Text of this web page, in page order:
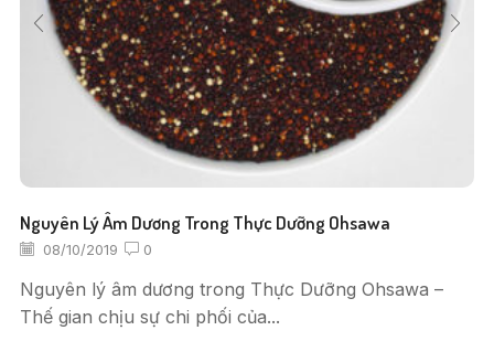
Nguyên Lý Âm Dương Trong Thực Dưỡng Ohsawa
08/10/2019 0
Nguyên lý âm dương trong Thực Dưỡng Ohsawa –
Thế gian chịu sự chi phối của...